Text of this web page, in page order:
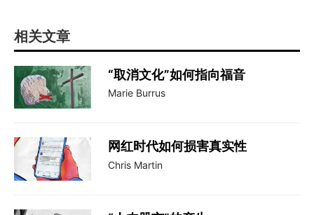
相关文章
“取消文化”如何指向福音
Marie Burrus
网红时代如何损害真实性
Chris Martin